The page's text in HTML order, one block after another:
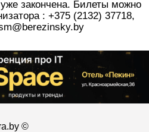
закончена. Билеты можно
: +375 (2132) 37718,
©